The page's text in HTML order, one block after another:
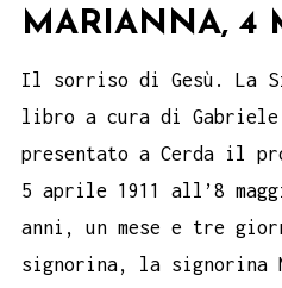
MARIANNA, 4
Il sorriso di Gesù. La
libro a cura di
presentato a Cerda il
5 aprile 1911 all’8
anni, un mese e tre
signorina, la signorina